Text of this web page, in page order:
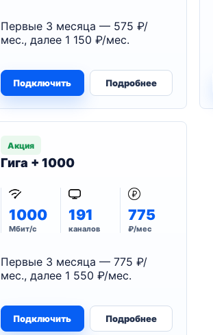
Первые 3 месяца — 575 ₽/
мес., далее 1 150 ₽/мес.
Подключить Подробнее
Акция
Гига + 1000
1000
Мбит/с
191
каналов
775
₽/мес
Первые 3 месяца — 775 ₽/
мес., далее 1 550 ₽/мес.
Подключить Подробнее